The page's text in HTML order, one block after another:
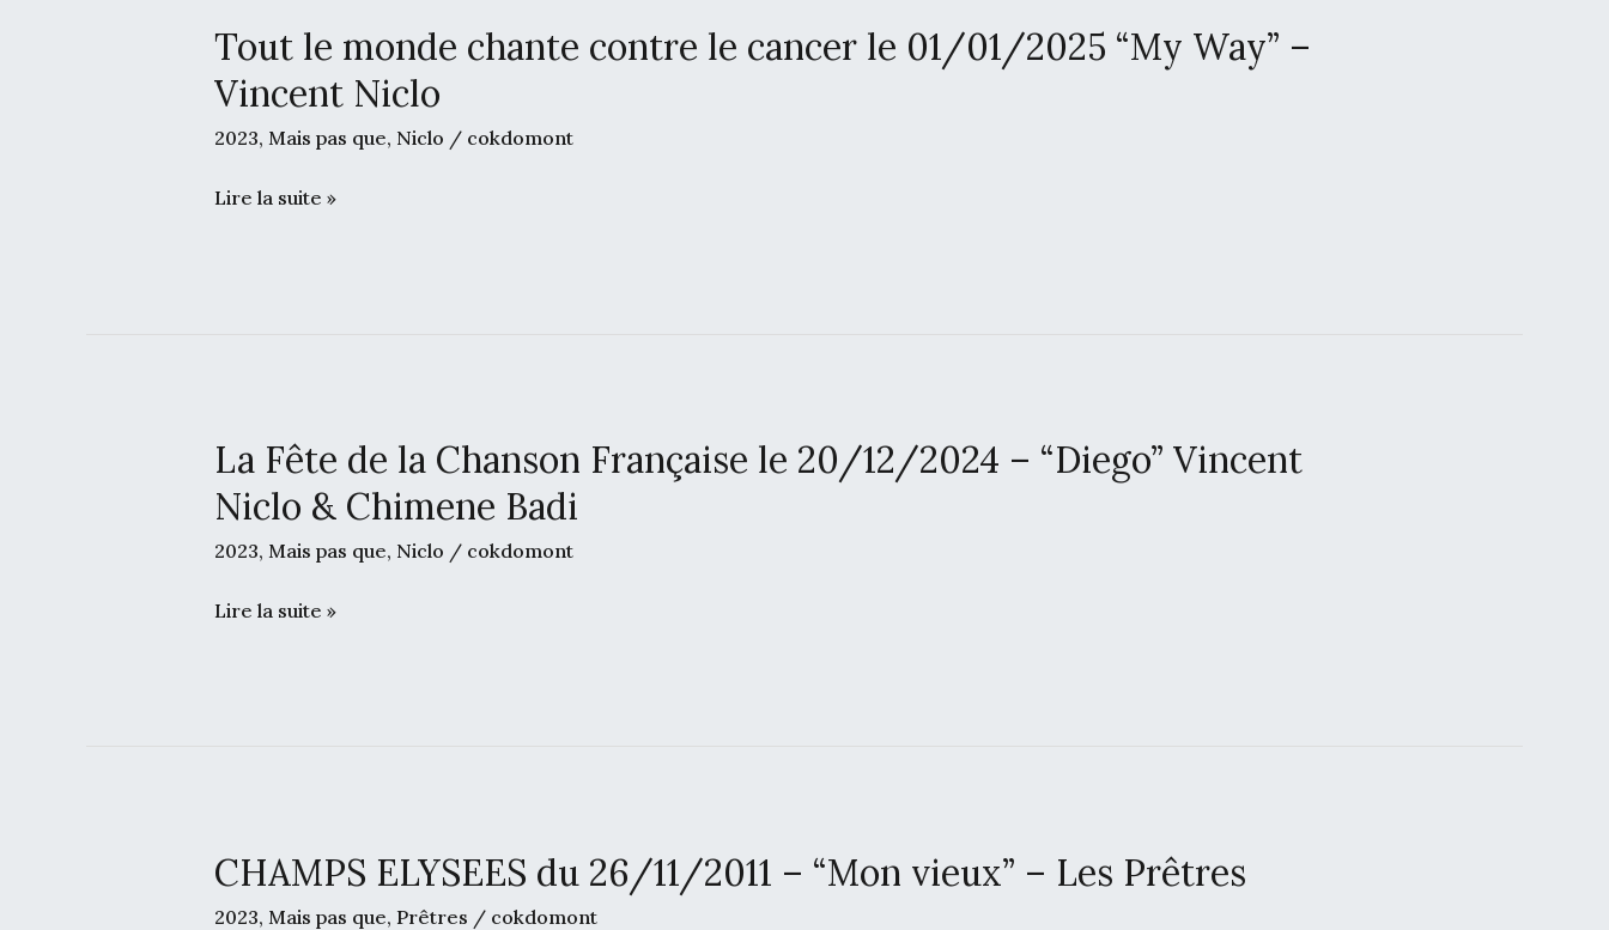
Tout le monde chante contre le cancer le 01/01/2025 “My Way” –
Vincent Niclo
2023, Mais pas que, Niclo / cokdomont
Tout
le
monde
chante
Vincent
Niclo
Lire la suite »
La Fête de la Chanson Française le 20/12/2024 – “Diego” Vincent
Niclo & Chimene Badi
2023, Mais pas que, Niclo / cokdomont
La
Fête
de
la
&
Lire la suite »
CHAMPS ELYSEES du 26/11/2011 – “Mon vieux” – Les Prêtres
2023, Mais pas que, Prêtres / cokdomont
CHAMPS